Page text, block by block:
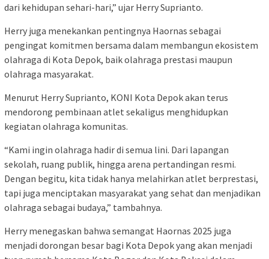
dari kehidupan sehari-hari,” ujar Herry Suprianto.
Herry juga menekankan pentingnya Haornas sebagai
pengingat komitmen bersama dalam membangun ekosistem
olahraga di Kota Depok, baik olahraga prestasi maupun
olahraga masyarakat.
Menurut Herry Suprianto, KONI Kota Depok akan terus
mendorong pembinaan atlet sekaligus menghidupkan
kegiatan olahraga komunitas.
“Kami ingin olahraga hadir di semua lini. Dari lapangan
sekolah, ruang publik, hingga arena pertandingan resmi.
Dengan begitu, kita tidak hanya melahirkan atlet berprestasi,
tapi juga menciptakan masyarakat yang sehat dan menjadikan
olahraga sebagai budaya,” tambahnya.
Herry menegaskan bahwa semangat Haornas 2025 juga
menjadi dorongan besar bagi Kota Depok yang akan menjadi